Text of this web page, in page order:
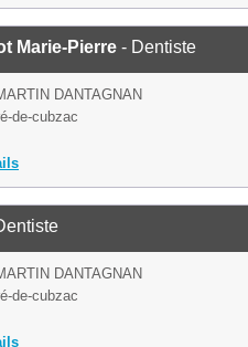
Marie-Pierre - Dentiste
DANTAGNAN
de-cubzac
DANTAGNAN
de-cubzac